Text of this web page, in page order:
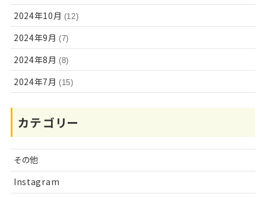
2024年10月 (12)
2024年9月 (7)
2024年8月 (8)
2024年7月 (15)
カテゴリー
その他
Instagram